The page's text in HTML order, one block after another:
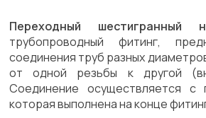
Переходный шестигранный
трубопроводный фитинг,
соединения труб разных
от одной резьбы к другой
Соединение осуществляется с
которая выполнена на конце